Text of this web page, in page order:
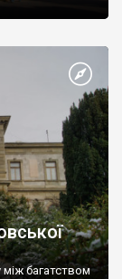
між багатством